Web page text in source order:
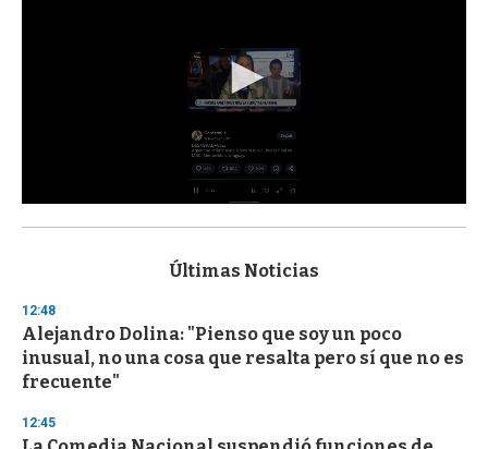
s
d
s
o
f
3
s
e
Últimas Noticias
12:48
Alejandro Dolina: "Pienso que soy un poco
inusual, no una cosa que resalta pero sí que no es
frecuente"
12:45